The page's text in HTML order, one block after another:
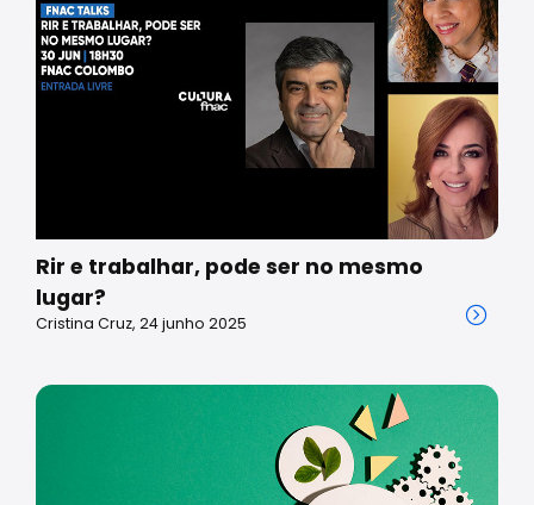
Rir e trabalhar, pode ser no mesmo
lugar?
Cristina Cruz, 24 junho 2025